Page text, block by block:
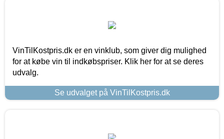
VinTilKostpris.dk er en vinklub, som giver dig mulighed
for at købe vin til indkøbspriser. Klik her for at se deres
udvalg.
Se udvalget på VinTilKostpris.dk